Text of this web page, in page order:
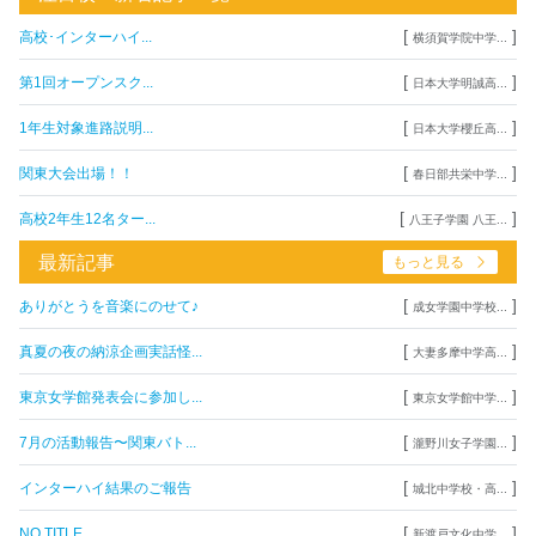
高校･インターハイ... [ 横須賀学院中学... ]
第1回オープンスク... [ 日本大学明誠高... ]
1年生対象進路説明... [ 日本大学櫻丘高... ]
関東大会出場！！ [ 春日部共栄中学... ]
高校2年生12名ター... [ 八王子学園 八王... ]
最新記事 もっと見る
ありがとうを音楽にのせて♪ [ 成女学園中学校... ]
真夏の夜の納涼企画実話怪... [ 大妻多摩中学高... ]
東京女学館発表会に参加し... [ 東京女学館中学... ]
7月の活動報告〜関東バト... [ 瀧野川女子学園... ]
インターハイ結果のご報告 [ 城北中学校・高... ]